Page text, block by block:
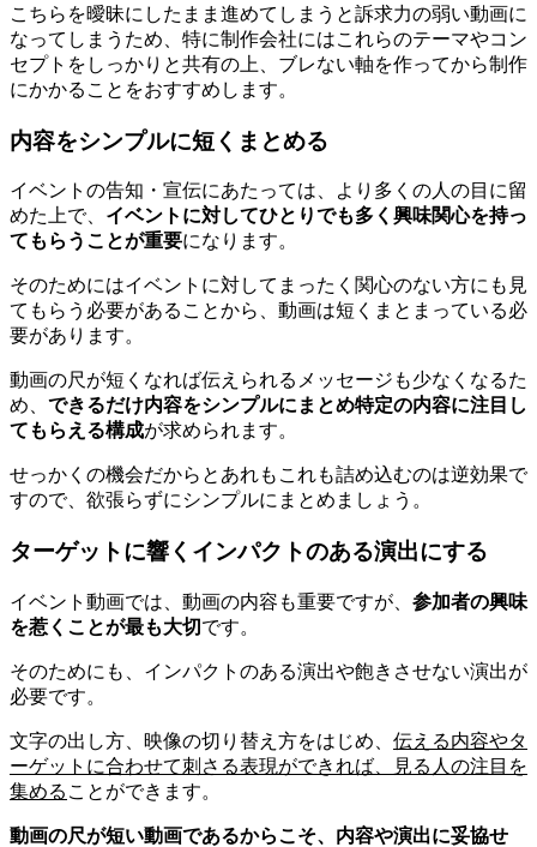
こちらを曖昧にしたまま進めてしまうと訴求力の弱い動画に
なってしまうため、特に制作会社にはこれらのテーマやコン
セプトをしっかりと共有の上、ブレない軸を作ってから制作
にかかることをおすすめします。
内容をシンプルに短くまとめる
イベントの告知・宣伝にあたっては、より多くの人の目に留
めた上で、 イベントに対してひとりでも多く興味関心を持っ
てもらうことが重要になります。
そのためにはイベントに対してまったく関心のない方にも見
てもらう必要があることから、動画は短くまとまっている必
要があります。
動画の尺が短くなれば伝えられるメッセージも少なくなるた
め、 できるだけ内容をシンプルにまとめ特定の内容に注目し
てもらえる構成が求められます。
せっかくの機会だからとあれもこれも詰め込むのは逆効果で
すので、欲張らずにシンプルにまとめましょう。
ターゲットに響くインパクトのある演出にする
イベント動画では、動画の内容も重要ですが、 参加者の興味
を惹くことが最も大切です。
そのためにも、インパクトのある演出や飽きさせない演出が
必要です。
文字の出し方、映像の切り替え方をはじめ、 伝える内容やタ
ーゲットに合わせて刺さる表現ができれば、見る人の注目を
集める ことができます。
動画の尺が短い動画であるからこそ、内容や演出に妥協せ